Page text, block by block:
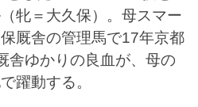
牝＝大久保）。母スマー
厩舎の管理馬で17年京都
舎ゆかりの良血が、母の
躍動する。